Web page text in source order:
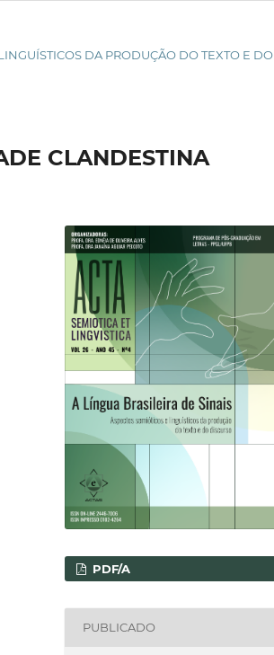
DA PRODUÇÃO DO TEXTO E DO
CLANDESTINA
PDF/A
PUBLICADO